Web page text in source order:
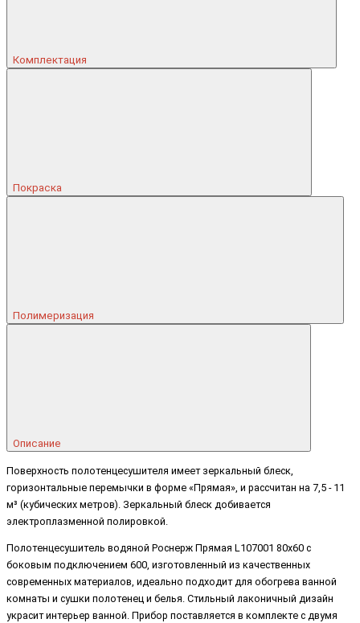
Комплектация
Покраска
Полимеризация
Описание
Поверхность полотенцесушителя имеет зеркальный блеск,
горизонтальные перемычки в форме «Прямая», и рассчитан на 7,5 - 11
м³ (кубических метров). Зеркальный блеск добивается
электроплазменной полировкой.
Полотенцесушитель водяной Роснерж Прямая L107001 80x60 с
боковым подключением 600, изготовленный из качественных
современных материалов, идеально подходит для обогрева ванной
комнаты и сушки полотенец и белья. Стильный лаконичный дизайн
украсит интерьер ванной. Прибор поставляется в комплекте с двумя